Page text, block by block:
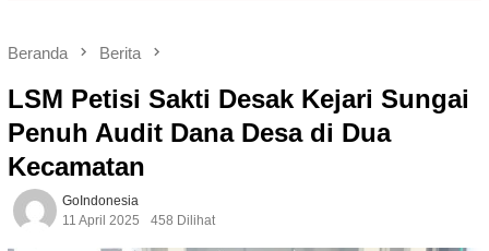
Beranda Berita
LSM Petisi Sakti Desak Kejari Sungai
Penuh Audit Dana Desa di Dua
Kecamatan
GoIndonesia
11 April 2025
458 Dilihat